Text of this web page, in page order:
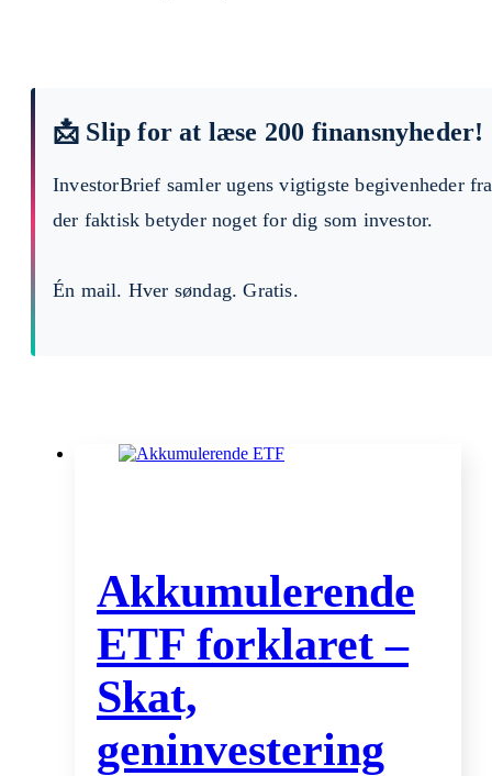
📩 Slip for at læse 200 finansnyheder!
InvestorBrief samler ugens vigtigste begivenheder
der faktisk betyder noget for dig som investor.
Én mail. Hver søndag. Gratis.
Akkumulerende
ETF forklaret –
Skat,
geninvestering